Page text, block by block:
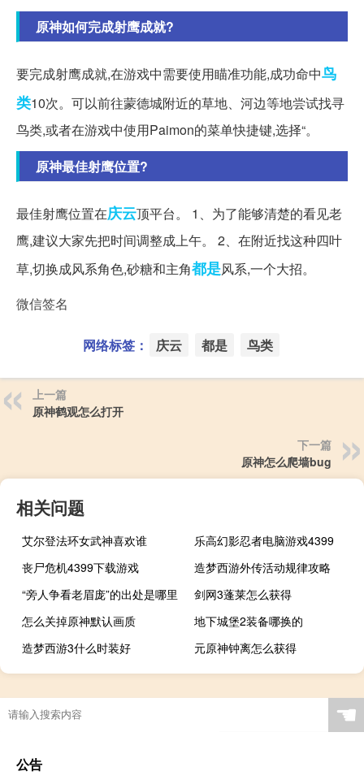
原神如何完成射鹰成就?
要完成射鹰成就,在游戏中需要使用瞄准功能,成功命中鸟
类10次。可以前往蒙德城附近的草地、河边等地尝试找寻
鸟类,或者在游戏中使用Paimon的菜单快捷键,选择“。
原神最佳射鹰位置?
最佳射鹰位置在庆云顶平台。 1、为了能够清楚的看见老
鹰,建议大家先把时间调整成上午。 2、在附近找这种四叶
草,切换成风系角色,砂糖和主角都是风系,一个大招。
微信签名
网络标签： 庆云 都是 鸟类
上一篇
原神鹤观怎么打开
下一篇
原神怎么爬墙bug
相关问题
艾尔登法环女武神喜欢谁
乐高幻影忍者电脑游戏4399
丧尸危机4399下载游戏
造梦西游外传活动规律攻略
“旁人争看老眉庞”的出处是哪里
剑网3蓬莱怎么获得
怎么关掉原神默认画质
地下城堡2装备哪换的
造梦西游3什么时装好
元原神钟离怎么获得
☚
公告